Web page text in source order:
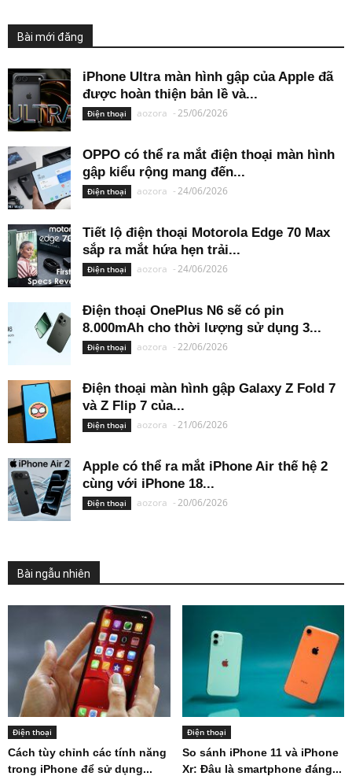
Bài mới đăng
iPhone Ultra màn hình gập của Apple đã
được hoàn thiện bản lề và...
Điện thoại aozora -25/06/2026
OPPO có thể ra mắt điện thoại màn hình
gập kiểu rộng mang đến...
Điện thoại aozora -24/06/2026
Tiết lộ điện thoại Motorola Edge 70 Max
sắp ra mắt hứa hẹn trải...
Điện thoại aozora -24/06/2026
Điện thoại OnePlus N6 sẽ có pin
8.000mAh cho thời lượng sử dụng 3...
Điện thoại aozora -22/06/2026
Điện thoại màn hình gập Galaxy Z Fold 7
và Z Flip 7 của...
Điện thoại aozora -21/06/2026
Apple có thể ra mắt iPhone Air thế hệ 2
cùng với iPhone 18...
Điện thoại aozora -20/06/2026
Bài ngẫu nhiên
Điện thoại
Cách tùy chỉnh các tính năng
trong iPhone để sử dụng...
Điện thoại
So sánh iPhone 11 và iPhone
Xr: Đâu là smartphone đáng...